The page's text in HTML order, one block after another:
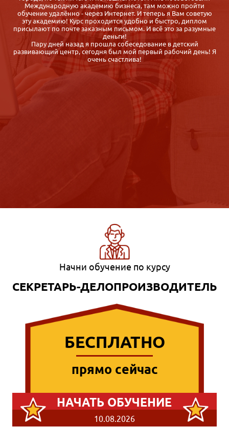
Случайно нашла Международную Академию Бизнеса,
сравнила с другими предложениями дистанционных курсов и
выбрала именно iab.ru, так как: цены приемлемые, курс
отличается насыщенностью программы, обратная связь от
организаторов быстрая, корректная, гибкие сроки обучения
Спасибо. Диплом получила быстро, буквально через неделю
после сдачи экзаменов. Довольна.
Начни обучение по курсу
СЕКРЕТАРЬ-ДЕЛОПРОИЗВОДИТЕЛЬ
БЕСПЛАТНО
прямо сейчас
НАЧАТЬ ОБУЧЕНИЕ
10.08.2026